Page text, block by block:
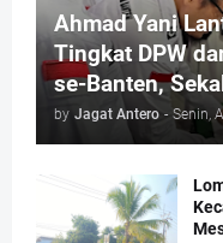
Ahmad Yani
Tingkat DPW
se-Banten,
by Jagat Antero - Senin,